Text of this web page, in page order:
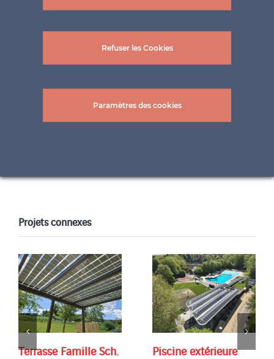
Projets connexes
Terrasse Famille Sch.
Piscine extérieure
Refuser les Cookies
Paramètres des cookies